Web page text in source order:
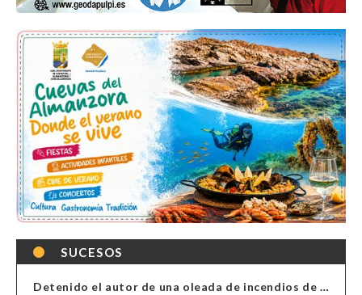
SUCESOS
Detenido el autor de una oleada de incendios de contenedores en Almería